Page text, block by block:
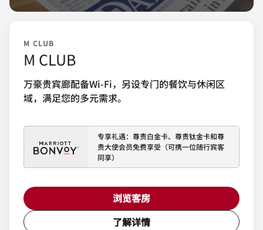
M CLUB
M CLUB
万豪贵宾廊配备Wi-Fi，另设专门的餐饮与休闲区
域，满足您的多元需求。
专享礼遇：尊贵白金卡、尊贵钛金卡和尊
贵大使会员免费享受（可携一位随行宾客
同享）
浏览客房
了解详情